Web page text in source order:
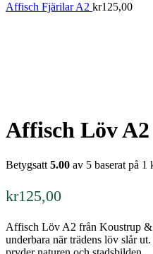
Affisch Fjärilar A2 kr125,00
Affisch Löv A2
Betygsatt 5.00 av 5 baserat på 1
kr125,00
Affisch Löv A2 från Koustrup &
underbara när trädens löv slår